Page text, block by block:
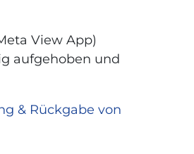
View App)
aufgehoben und
& Rückgabe von